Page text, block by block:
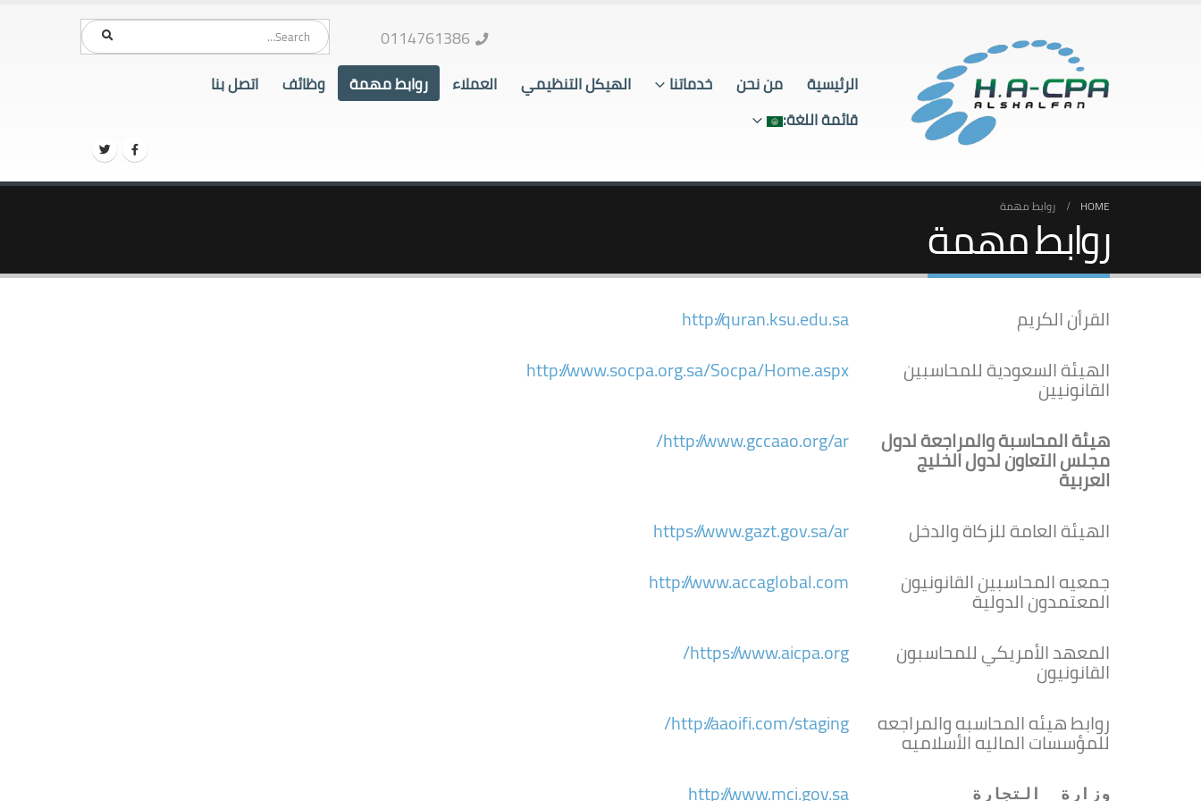
0114761386
الرئيسية من نحن خدماتنا الهيكل التنظيمي العملاء روابط مهمة وظائف
اتصل بنا
قائمة اللغة:
HOME روابط مهمة
روابط مهمة
القرأن الكريم
http://quran.ksu.edu.sa
الهيئة السعودية للمحاسبين
القانونيين
http://www.socpa.org.sa/Socpa/Home.aspx
هيئة المحاسبة والمراجعة لدول
مجلس التعاون لدول الخليج
العربية
http://www.gccaao.org/ar/
الهيئة العامة للزكاة والدخل
https://www.gazt.gov.sa/ar
جمعيه المحاسبين القانونيون
المعتمدون الدولية
http://www.accaglobal.com
المعهد الأمريكي للمحاسبون
القانونيون
https://www.aicpa.org/
روابط هيئه المحاسبه والمراجعه
للمؤسسات الماليه الأسلاميه
http://aaoifi.com/staging/
وزارة  التجارة http://www.mci.gov.sa